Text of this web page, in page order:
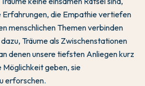
Erfahrungen, die Empathie vertiefen
menschlichen Themen verbinden
Träume als Zwischenstationen
denen unsere tiefsten Anliegen kurz
Möglichkeit geben, sie
erforschen.